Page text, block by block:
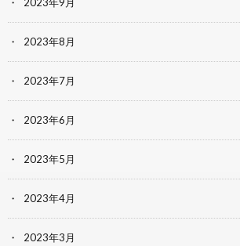
2023年8月
2023年7月
2023年6月
2023年5月
2023年4月
2023年3月